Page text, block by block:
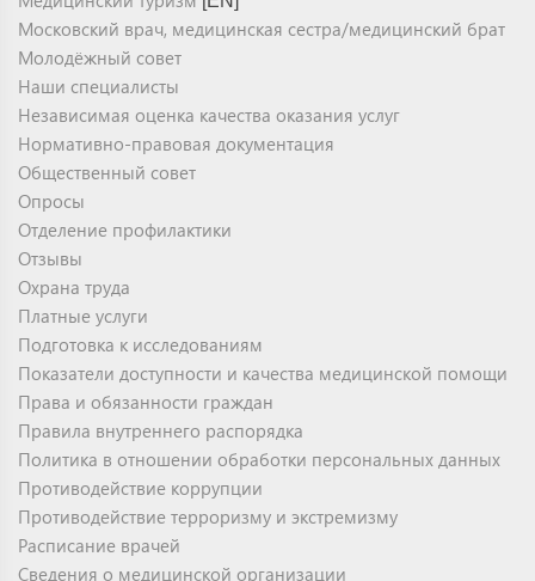
Московский врач, медицинская сестра/медицинский брат
Молодёжный совет
Наши специалисты
Независимая оценка качества оказания услуг
Нормативно-правовая документация
Общественный совет
Опросы
Отделение профилактики
Отзывы
Охрана труда
Платные услуги
Подготовка к исследованиям
Показатели доступности и качества медицинской помощи
Права и обязанности граждан
Правила внутреннего распорядка
Политика в отношении обработки персональных данных
Противодействие коррупции
Противодействие терроризму и экстремизму
Расписание врачей
Сведения о медицинской организации